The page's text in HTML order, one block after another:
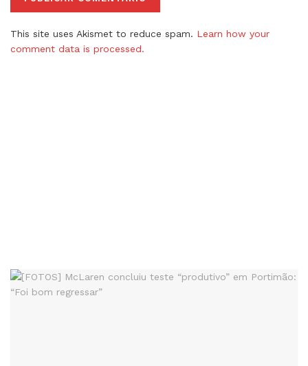
This site uses Akismet to reduce spam. Learn how your
comment data is processed.